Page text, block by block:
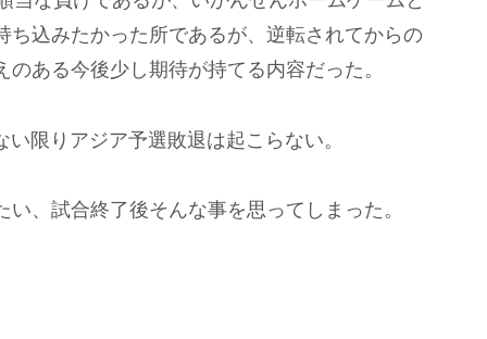
込みたかった所であるが、逆転されてからの
ある今後少し期待が持てる内容だった。
限りアジア予選敗退は起こらない。
、試合終了後そんな事を思ってしまった。